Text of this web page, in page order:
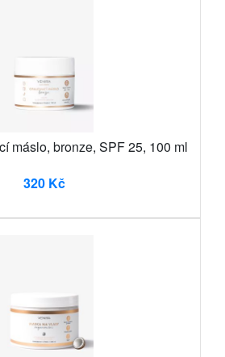
máslo, bronze, SPF 25, 100 ml
320 Kč